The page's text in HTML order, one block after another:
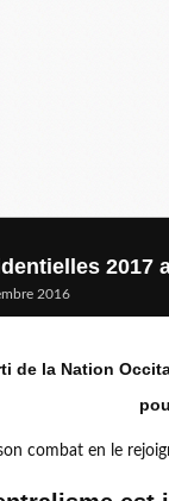
2017
2016
de la Nation
combat en le